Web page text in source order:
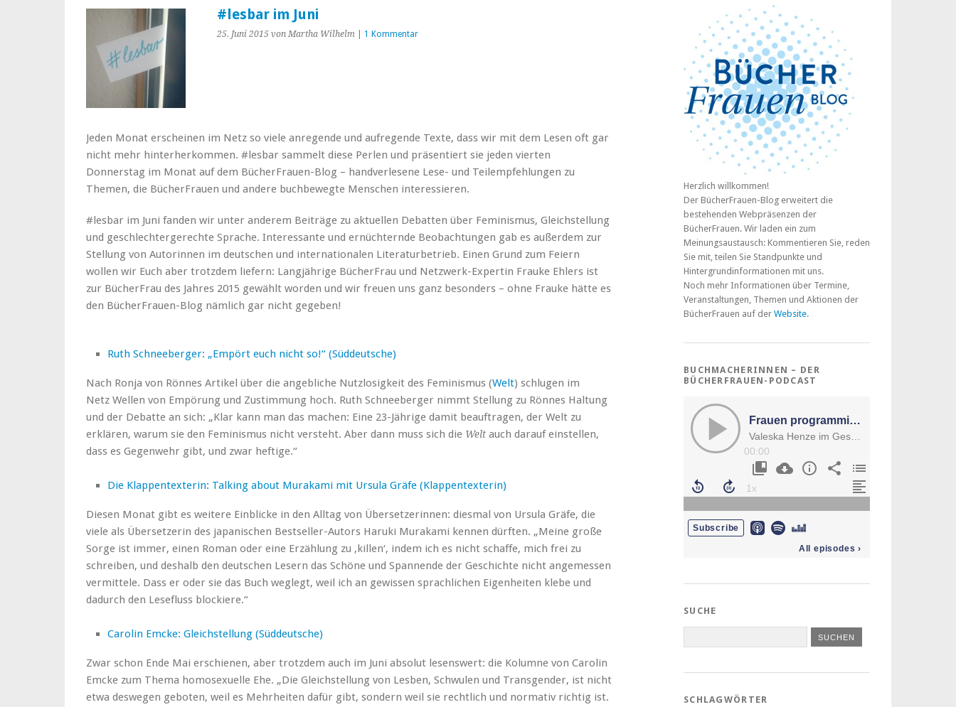
#lesbar im Juni
25. Juni 2015 von Martha Wilhelm 1 Kommentar
Jeden Monat erscheinen im Netz so viele anregende und aufregende Texte, dass wir mit dem Lesen oft gar
nicht mehr hinterherkommen. #lesbar sammelt diese Perlen und präsentiert sie jeden vierten
Donnerstag im Monat auf dem BücherFrauen-Blog – handverlesene Lese- und Teilempfehlungen zu
Themen, die BücherFrauen und andere buchbewegte Menschen interessieren.
#lesbar im Juni fanden wir unter anderem Beiträge zu aktuellen Debatten über Feminismus, Gleichstellung
und geschlechtergerechte Sprache. Interessante und ernüchternde Beobachtungen gab es außerdem zur
Stellung von Autorinnen im deutschen und internationalen Literaturbetrieb. Einen Grund zum Feiern
wollen wir Euch aber trotzdem liefern: Langjährige BücherFrau und Netzwerk-Expertin Frauke Ehlers ist
zur BücherFrau des Jahres 2015 gewählt worden und wir freuen uns ganz besonders – ohne Frauke hätte es
den BücherFrauen-Blog nämlich gar nicht gegeben!
Ruth Schneeberger: „Empört euch nicht so!“ (Süddeutsche)
Nach Ronja von Rönnes Artikel über die angebliche Nutzlosigkeit des Feminismus (Welt) schlugen im
Netz Wellen von Empörung und Zustimmung hoch. Ruth Schneeberger nimmt Stellung zu Rönnes Haltung
und der Debatte an sich: „Klar kann man das machen: Eine 23-Jährige damit beauftragen, der Welt zu
erklären, warum sie den Feminismus nicht versteht. Aber dann muss sich die Welt auch darauf einstellen,
dass es Gegenwehr gibt, und zwar heftige.“
Die Klappentexterin: Talking about Murakami mit Ursula Gräfe (Klappentexterin)
Diesen Monat gibt es weitere Einblicke in den Alltag von Übersetzerinnen: diesmal von Ursula Gräfe, die
viele als Übersetzerin des japanischen Bestseller-Autors Haruki Murakami kennen dürften. „Meine große
Sorge ist immer, einen Roman oder eine Erzählung zu ‚killen‘, indem ich es nicht schaffe, mich frei zu
schreiben, und deshalb den deutschen Lesern das Schöne und Spannende der Geschichte nicht angemessen
vermittele. Dass er oder sie das Buch weglegt, weil ich an gewissen sprachlichen Eigenheiten klebe und
dadurch den Lesefluss blockiere.“
Carolin Emcke: Gleichstellung (Süddeutsche)
Zwar schon Ende Mai erschienen, aber trotzdem auch im Juni absolut lesenswert: die Kolumne von Carolin
Emcke zum Thema homosexuelle Ehe. „Die Gleichstellung von Lesben, Schwulen und Transgender, ist nicht
etwa deswegen geboten, weil es Mehrheiten dafür gibt, sondern weil sie rechtlich und normativ richtig ist.
Herzlich willkommen!
Der BücherFrauen-Blog erweitert die
bestehenden Webpräsenzen der
BücherFrauen. Wir laden ein zum
Meinungsaustausch: Kommentieren Sie, reden
Sie mit, teilen Sie Standpunkte und
Hintergrundinformationen mit uns.
Noch mehr Informationen über Termine,
Veranstaltungen, Themen und Aktionen der
BücherFrauen auf der Website.
BUCHMACHERINNEN – DER
BÜCHERFRAUEN-PODCAST
SUCHE
SCHLAGWÖRTER